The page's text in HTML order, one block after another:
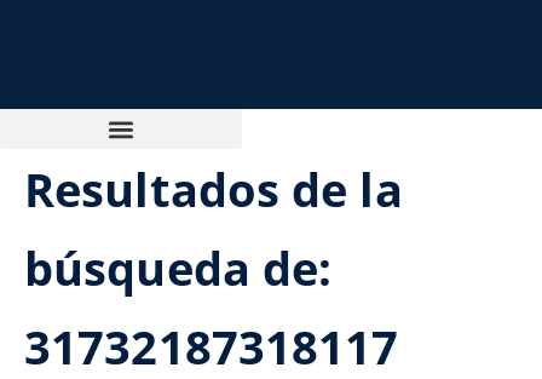
Resultados de la
búsqueda de:
31732187318117